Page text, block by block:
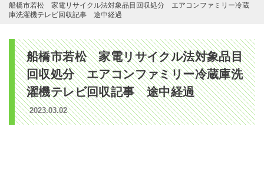
船橋市若松 家電リサイクル法対象品目回収処分 エアコンファミリー冷蔵
庫洗濯機テレビ回収記事 途中経過
船橋市若松 家電リサイクル法対象品目
回収処分 エアコンファミリー冷蔵庫洗
濯機テレビ回収記事 途中経過
2023.03.02